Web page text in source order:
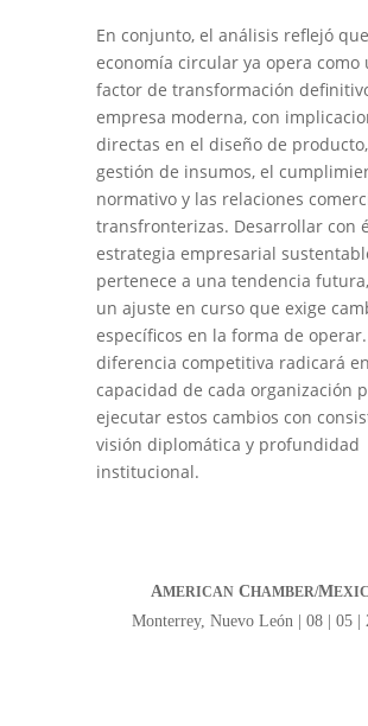
En conjunto, el análisis reflejó
economía circular ya opera como
factor de transformación
empresa moderna, con
directas en el diseño de
gestión de insumos, el
normativo y las relaciones
transfronterizas. Desarrollar con
estrategia empresarial
pertenece a una tendencia
un ajuste en curso que exige
específicos en la forma de operar.
diferencia competitiva radicará
capacidad de cada organización
ejecutar estos cambios con
visión diplomática y profundidad
institucional.
AMERICANCHAMBER/M
Monterrey, Nuevo León | 08 | 05 |